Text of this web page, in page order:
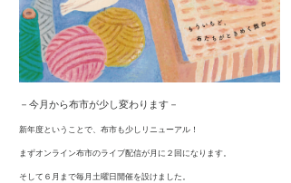
－今月から布市が少し変わります－
新年度ということで、布市も少しリニューアル！
まずオンライン布市のライブ配信が月に２回になります。
そして６月まで毎月土曜日開催を設けました。